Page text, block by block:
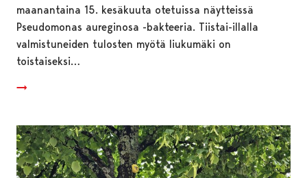
maanantaina 15. kesäkuuta otetuissa näytteissä
Pseudomonas aureginosa -bakteeria. Tiistai-illalla
valmistuneiden tulosten myötä liukumäki on
toistaiseksi…